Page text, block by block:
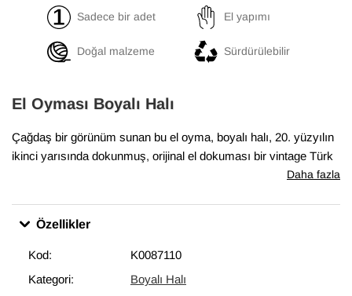
Sadece bir adet El yapımı
Doğal malzeme Sürdürülebilir
El Oyması Boyalı Halı
Çağdaş bir görünüm sunan bu el oyma, boyalı halı, 20. yüzyılın
ikinci yarısında dokunmuş, orijinal el dokuması bir vintage Türk
ve modern tonlarla yeniden renklendirilir. Bu koleksiyonu özel
kılan ise, halının deseninin havdan oyularak ortaya
görünümüyle adeta çağdaş bir sanat eseri niteliğindedir ve
Daha fazla
Özellikler
Kod:
K0087110
Kategori:
Boyalı Halı